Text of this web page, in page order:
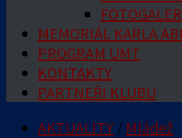
MEMORIÁL KARLA
PROGRAM UMT
KONTAKTY
PARTNEŘI KLUBU
AKTUALITY / Mládež